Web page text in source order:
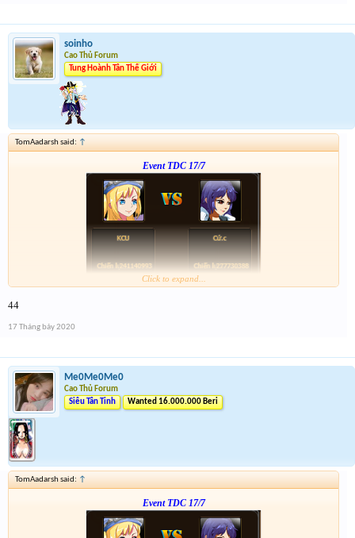
soinho
Cao Thủ Forum
Tung Hoành Tân Thế Giới
TomAadarsh said: ↑
Event TDC 17/7
Click to expand...
44
17 Tháng bảy 2020
Me0Me0Me0
Cao Thủ Forum
Siêu Tân Tinh
Wanted 16.000.000 Beri
TomAadarsh said: ↑
Event TDC 17/7